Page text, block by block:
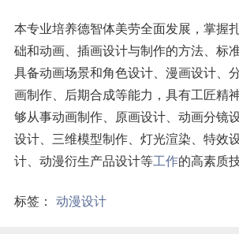
本专业培养德智体美劳全面发展，掌握
础和动画、插画设计与制作的方法、标
具备动画场景和角色设计、漫画设计、
画制作、后期合成等能力，具有工匠精
够从事动画制作、原画设计、动画分镜
设计、三维模型制作、灯光渲染、特效
计、动漫衍生产品设计等工作的高素质
标签： 动漫设计